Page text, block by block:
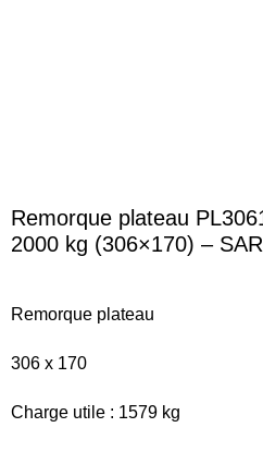
Remorque plateau
2000 kg (306×170) –
Remorque plateau
306 x 170
Charge utile : 1579 kg